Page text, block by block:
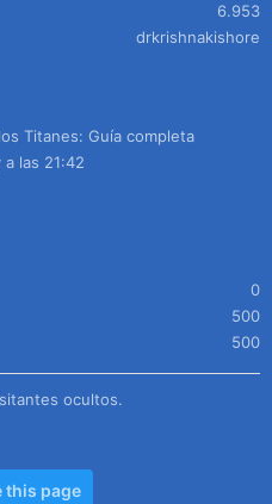
6.953
drkrishnakishore
Titanes: Guía completa
a las 21:42
0
500
500
ocultos.
this page